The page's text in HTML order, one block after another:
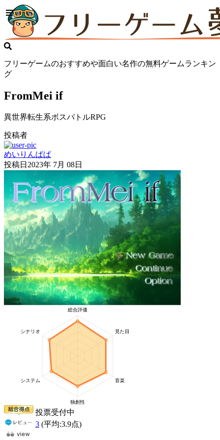
フリーゲームのおすすめや面白い名作の無料ゲームランキン
グ
FromMei if
異世界転生系ボスバトルRPG
投稿者
めいりんぱぱ
投稿日 2023年 7月 08日
投票受付中
3 (平均:3.9点)